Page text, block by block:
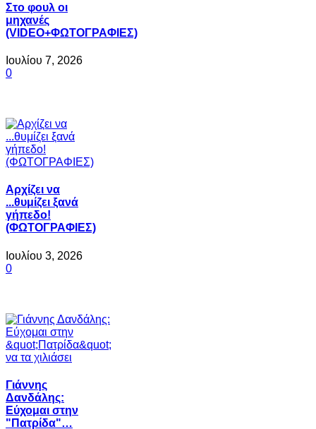
Στο φουλ οι
μηχανές
(VIDEO+ΦΩΤΟΓΡΑΦΙΕΣ)
Ιουλίου 7, 2026
0
Αρχίζει να
...θυμίζει ξανά
γήπεδο!
(ΦΩΤΟΓΡΑΦΙΕΣ)
Ιουλίου 3, 2026
0
Γιάννης
Δανδάλης:
Εύχομαι στην
"Πατρίδα"…